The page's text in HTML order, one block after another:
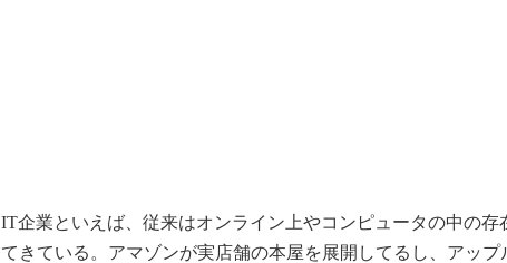
IT企業といえば、従来はオンライン上やコンピュータの中の
てきている。アマゾンが実店舗の本屋を展開してるし、アッ